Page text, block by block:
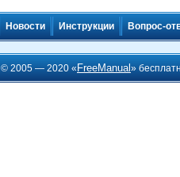
Новости Инструкции Вопрос-
© 2005 — 2020 « FreeManual»